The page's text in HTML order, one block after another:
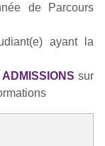
de Parcours
ayant la
ADMISSIONS sur